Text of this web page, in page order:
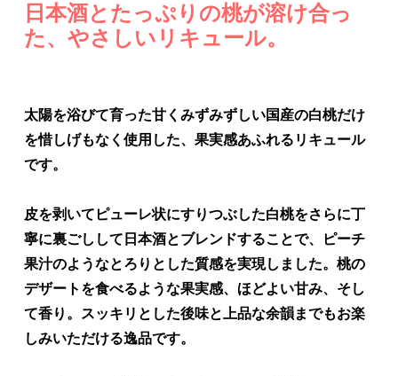
日本酒とたっぷりの桃が溶け合っ
た、やさしいリキュール。
太陽を浴びて育った甘くみずみずしい国産の白桃だけ
を惜しげもなく使用した、果実感あふれるリキュール
です。
皮を剥いてピューレ状にすりつぶした白桃をさらに丁
寧に裏ごしして日本酒とブレンドすることで、ピーチ
果汁のようなとろりとした質感を実現しました。桃の
デザートを食べるような果実感、ほどよい甘み、そし
て香り。スッキリとした後味と上品な余韻までもお楽
しみいただける逸品です。